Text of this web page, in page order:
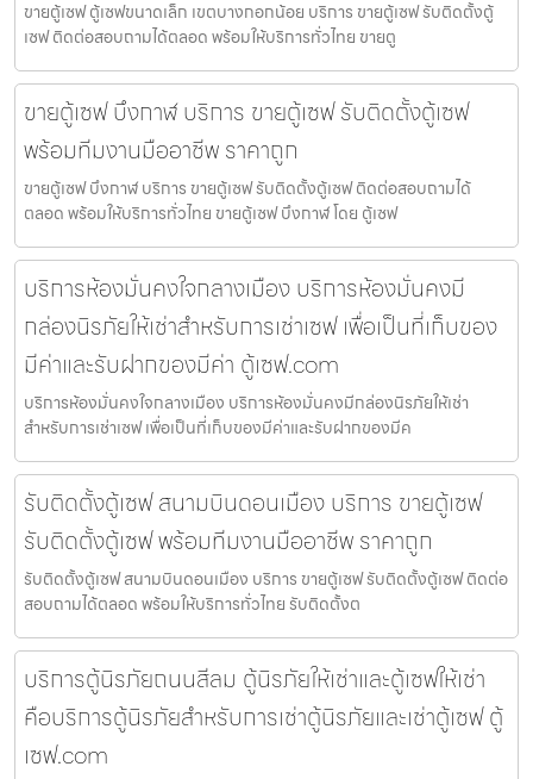
ขายตู้เซฟ ตู้เซฟขนาดเล็ก เขตบางกอกน้อย บริการ ขายตู้เซฟ รับติดตั้งตู้
เซฟ ติดต่อสอบถามได้ตลอด พร้อมให้บริการทั่วไทย ขายตู
ขายตู้เซฟ บึงกาฬ บริการ ขายตู้เซฟ รับติดตั้งตู้เซฟ
พร้อมทีมงานมืออาชีพ ราคาถูก
ขายตู้เซฟ บึงกาฬ บริการ ขายตู้เซฟ รับติดตั้งตู้เซฟ ติดต่อสอบถามได้
ตลอด พร้อมให้บริการทั่วไทย ขายตู้เซฟ บึงกาฬ โดย ตู้เซฟ
บริการห้องมั่นคงใจกลางเมือง บริการห้องมั่นคงมี
กล่องนิรภัยให้เช่าสำหรับการเช่าเซฟ เพื่อเป็นที่เก็บของ
มีค่าและรับฝากของมีค่า ตู้เซฟ.com
บริการห้องมั่นคงใจกลางเมือง บริการห้องมั่นคงมีกล่องนิรภัยให้เช่า
สำหรับการเช่าเซฟ เพื่อเป็นที่เก็บของมีค่าและรับฝากของมีค
รับติดตั้งตู้เซฟ สนามบินดอนเมือง บริการ ขายตู้เซฟ
รับติดตั้งตู้เซฟ พร้อมทีมงานมืออาชีพ ราคาถูก
รับติดตั้งตู้เซฟ สนามบินดอนเมือง บริการ ขายตู้เซฟ รับติดตั้งตู้เซฟ ติดต่อ
สอบถามได้ตลอด พร้อมให้บริการทั่วไทย รับติดตั้งต
บริการตู้นิรภัยถนนสีลม ตู้นิรภัยให้เช่าและตู้เซฟให้เช่า
คือบริการตู้นิรภัยสำหรับการเช่าตู้นิรภัยและเช่าตู้เซฟ ตู้
เซฟ.com